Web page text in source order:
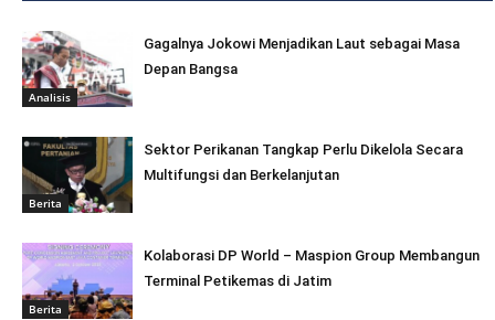
Analisis
Gagalnya Jokowi Menjadikan Laut sebagai Masa
Depan Bangsa
Berita
Sektor Perikanan Tangkap Perlu Dikelola Secara
Multifungsi dan Berkelanjutan
Berita
Kolaborasi DP World – Maspion Group Membangun
Terminal Petikemas di Jatim